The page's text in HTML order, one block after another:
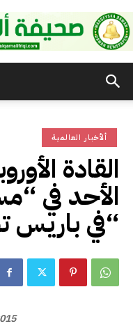
ألأخبار العالمية
القادة
الأحد في
“في باريس